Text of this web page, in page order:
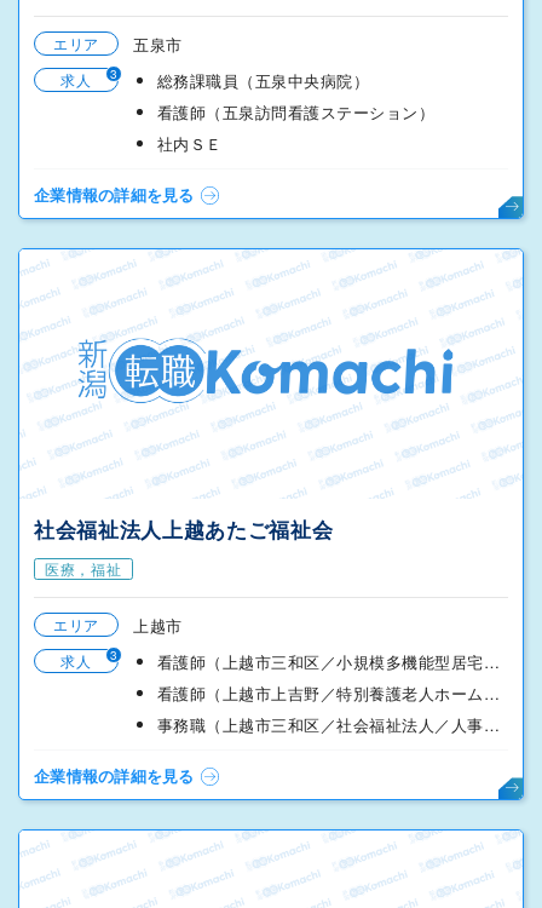
エリア 五泉市
求人 3
総務課職員（五泉中央病院）
看護師（五泉訪問看護ステーション）
社内ＳＥ
企業情報の詳細を見る
社会福祉法人上越あたご福祉会
医療，福祉
エリア 上越市
求人 3
看護師（上越市三和区／小規模多機能型居宅介護／日勤）
看護師（上越市上吉野／特別養護老人ホーム／日勤）
事務職（上越市三和区／社会福祉法人／人事部）
企業情報の詳細を見る